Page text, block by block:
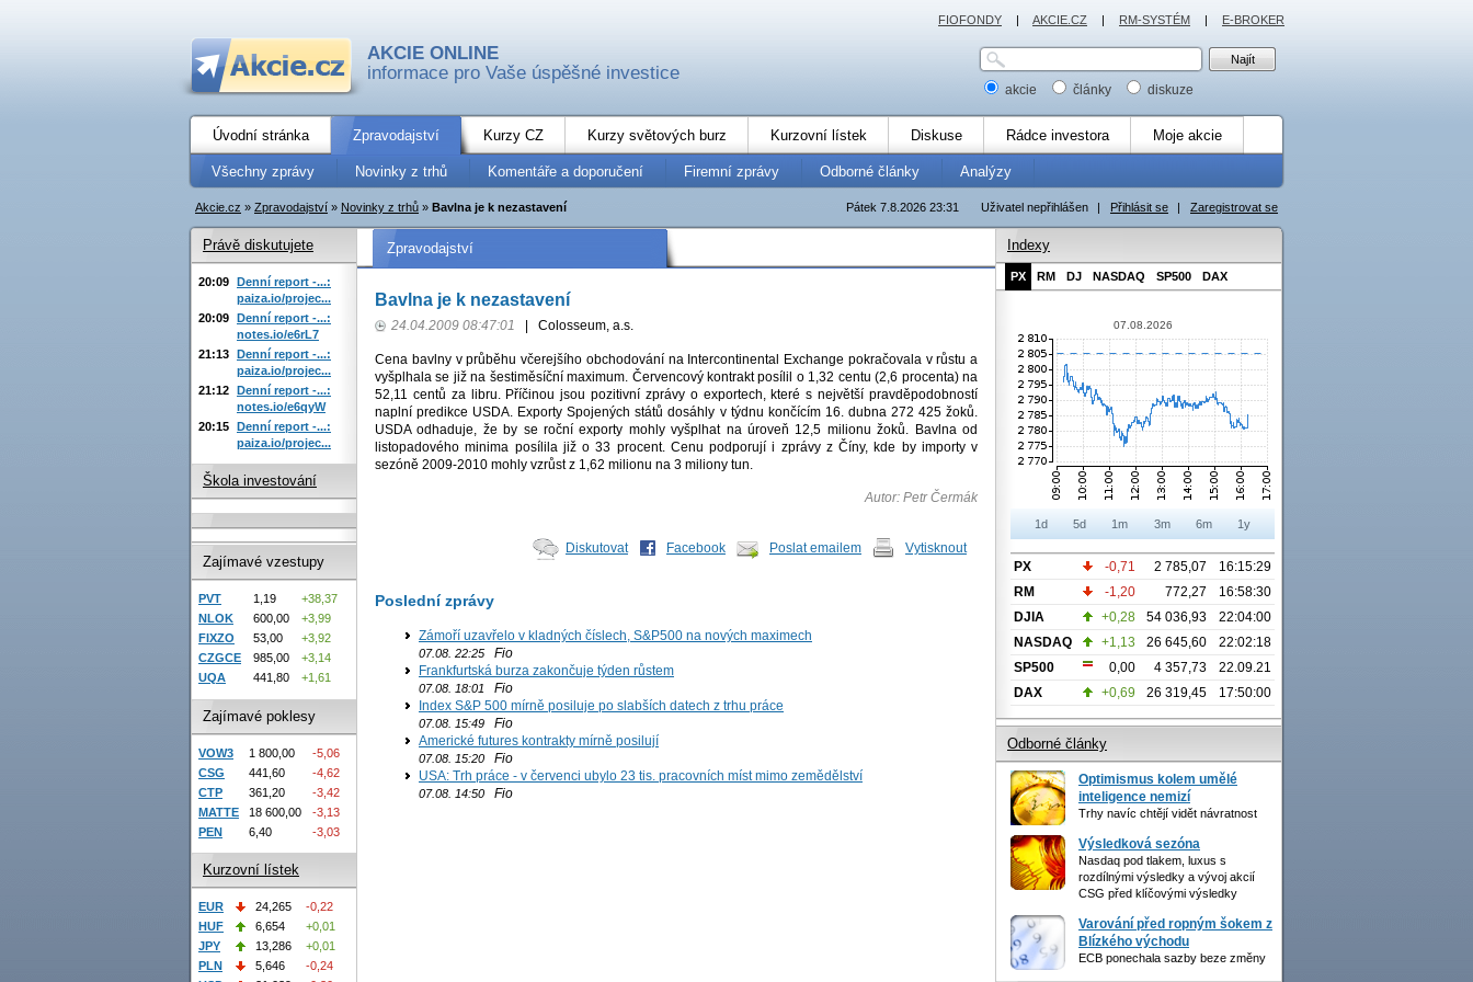
AKCIE ONLINE
informace pro Vaše úspěšné investice
akcie články diskuze
Úvodní stránka Zpravodajství Kurzy CZ Kurzy světových burz Kurzovní lístek Diskuse Rádce investora Moje akcie
Všechny zprávy Novinky z trhů Komentáře a doporučení Firemní zprávy Odborné články Analýzy
Uživatel nepřihlášen | Přihlásit se | Zaregistrovat se
Pátek 7.8.2026 23:31
Akcie.cz » Zpravodajství » Novinky z trhů » Bavlna je k nezastavení
Zpravodajství
Bavlna je k nezastavení
24.04.2009 08:47:01 Colosseum, a.s.
Cena bavlny v průběhu včerejšího obchodování na Intercontinental Exchange pokračovala v růstu a
vyšplhala se již na šestiměsíční maximum. Červencový kontrakt posílil o 1,32 centu (2,6 procenta) na
52,11 centů za libru. Příčinou jsou pozitivní zprávy o exportech, které s největší pravděpodobností
naplní predikce USDA. Exporty Spojených států dosáhly v týdnu končícím 16. dubna 272 425 žoků.
USDA odhaduje, že by se roční exporty mohly vyšplhat na úroveň 12,5 milionu žoků. Bavlna od
listopadového minima posílila již o 33 procent. Cenu podporují i zprávy z Číny, kde by importy v
sezóně 2009-2010 mohly vzrůst z 1,62 milionu na 3 miliony tun.
Autor: Petr Čermák
Diskutovat Facebook Poslat emailem Vytisknout
Poslední zprávy
Zámoří uzavřelo v kladných číslech, S&P500 na nových maximech
07.08. 22:25 Fio
Frankfurtská burza zakončuje týden růstem
07.08. 18:01
Fio
Index S&P 500 mírně posiluje po slabších datech z trhu práce
07.08. 15:49 Fio
Americké futures kontrakty mírně posilují
07.08. 15:20 Fio
USA: Trh práce - v červenci ubylo 23 tis. pracovních míst mimo zemědělství
07.08. 14:50 Fio
Právě diskutujete
20:09 Denní report -...:
paiza.io/projec...
20:09 Denní report -...:
notes.io/e6rL7
21:13 Denní report -...:
paiza.io/projec...
21:12 Denní report -...:
notes.io/e6qyW
20:15 Denní report -...:
paiza.io/projec...
Škola investování
Zajímavé vzestupy
PVT 1,19
+38,37
NLOK
600,00
+3,99
FIXZO
53,00
+3,92
CZGCE
985,00
+3,14
UQA
441,80 +1,61
Zajímavé poklesy
VOW3 1 800,00
-5,06
CSG
441,60
-4,62
CTP
361,20
-3,42
MATTE
18 600,00
-3,13
PEN
6,40 -3,03
Kurzovní lístek
EUR 24,265
-0,22
HUF
6,654
+0,01
JPY
13,286
+0,01
PLN
5,646
-0,24
Indexy
PX RM DJ NASDAQ SP500 DAX
07.08.2026
1d 5d 1m 3m 6m 1y
PX -0,71 2 785,07
16:15:29
RM
-1,20 772,27
16:58:30
DJIA
+0,28 54 036,93
22:04:00
NASDAQ
+1,13 26 645,60
22:02:18
SP500
0,00 4 357,73
22.09.21
DAX
+0,69 26 319,45 17:50:00
Odborné články
Optimismus kolem umělé
inteligence nemizí
Trhy navíc chtějí vidět návratnost
Výsledková sezóna
Nasdaq pod tlakem, luxus s
rozdílnými výsledky a vývoj akcií
CSG před klíčovými výsledky
Varování před ropným šokem z
Blízkého východu
ECB ponechala sazby beze změny
FIOFONDY | AKCIE.CZ | RM-SYSTÉM | E-BROKER